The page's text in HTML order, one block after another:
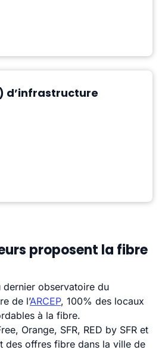
d’infrastructure
proposent la fibre
dernier observatoire du
de l’ARCEP, 100% des locaux
à la fibre.
Orange, SFR, RED by SFR et
des offres fibre dans la ville de